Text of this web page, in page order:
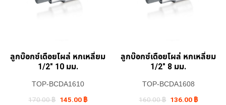
ลูกบ๊อกซ์เดือยโผล่ หกเหลี่ยม
1/2″ 10 มม.
TOP-BCDA1610
170.00฿ Original
145.00 ฿Current
ลูกบ๊อกซ์เดือยโผล่ หกเหลี่ยม
1/2″ 8 มม.
TOP-BCDA1608
160.00฿ Original
136.00 ฿Current